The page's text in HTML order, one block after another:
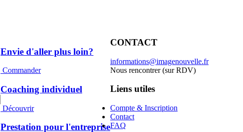
Envie d'aller plus loin?
Commander
Coaching individuel
Découvrir
Prestation pour l'entreprise
CONTACT
informations@imagenouvelle.fr
Nous rencontrer (sur RDV)
Liens utiles
Compte & Inscription
Contact
FAQ